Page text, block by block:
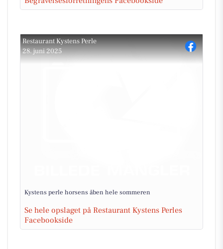
Restaurant Kystens Perle
28. juni 2025
Kystens perle horsens åben hele sommeren
Se hele opslaget på Restaurant Kystens Perles
Facebookside